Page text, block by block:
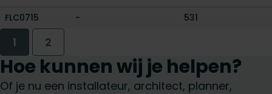
FLC0715
- 531
1 2
Hoe kunnen wij je helpen?
Of je nu een installateur, architect, planner,